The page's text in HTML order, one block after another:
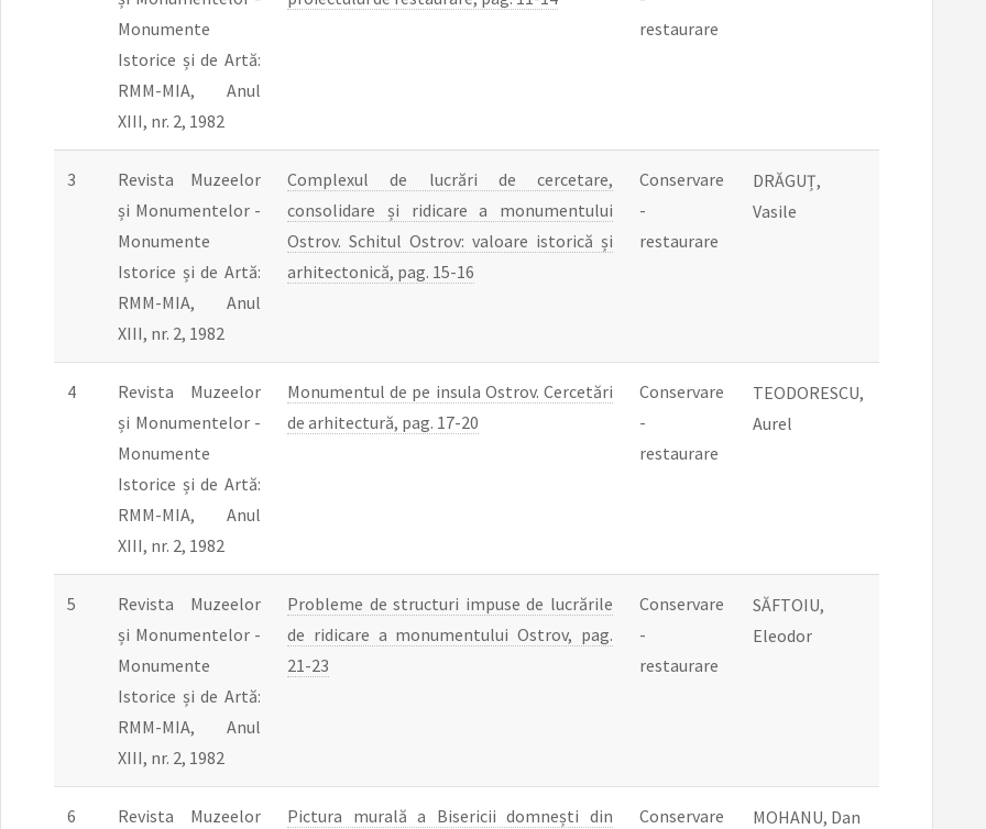
Monumente
Istorice și de Artă:
RMM-MIA, Anul
XIII, nr. 2, 1982
restaurare
3
Revista Muzeelor
și Monumentelor -
Monumente
Istorice și de Artă:
RMM-MIA, Anul
XIII, nr. 2, 1982
Complexul de lucrări de cercetare,
consolidare și ridicare a monumentului
Ostrov. Schitul Ostrov: valoare istorică și
arhitectonică, pag. 15-16
Conservare
-
restaurare
DRĂGUȚ,
Vasile
4
Revista Muzeelor
și Monumentelor -
Monumente
Istorice și de Artă:
RMM-MIA, Anul
XIII, nr. 2, 1982
Monumentul de pe insula Ostrov. Cercetări
de arhitectură, pag. 17-20
Conservare
-
restaurare
TEODORESCU,
Aurel
5
Revista Muzeelor
și Monumentelor -
Monumente
Istorice și de Artă:
RMM-MIA, Anul
XIII, nr. 2, 1982
Probleme de structuri impuse de lucrările
de ridicare a monumentului Ostrov, pag.
21-23
Conservare
-
restaurare
SĂFTOIU,
Eleodor
6
Revista Muzeelor
Pictura murală a Bisericii domnești din
Conservare
MOHANU, Dan